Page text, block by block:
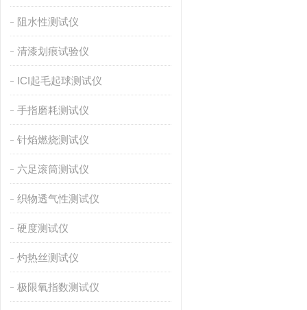
阻水性测试仪
清漆划痕试验仪
ICI起毛起球测试仪
手指磨耗测试仪
针焰燃烧测试仪
六足滚筒测试仪
织物透气性测试仪
硬度测试仪
灼热丝测试仪
极限氧指数测试仪